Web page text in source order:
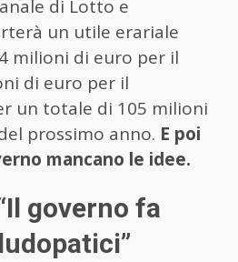
di Lotto e
un utile erariale
milioni di euro per il
di euro per il
un totale di 105 milioni
prossimo anno. E poi
mancano le idee.
governo fa